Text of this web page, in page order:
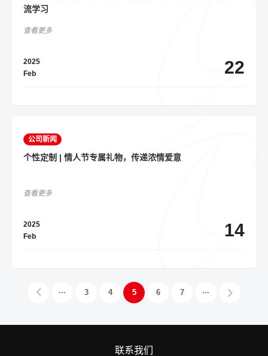
流学习
查看更多
2025
Feb
22
公司新闻
个性定制 | 情人节专属礼物，传递浓情爱意
查看更多
2025
Feb
14
··· 3 4 5 6 7 ···
联系我们